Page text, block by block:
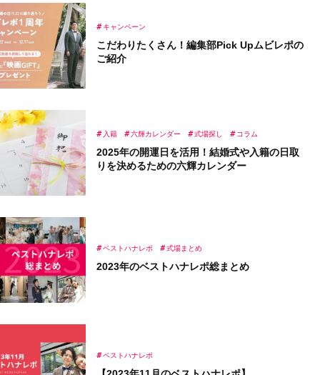
こだわりたくさん！編集部Pick Upムビレポの
ご紹介
キャンペーン
2025年の開運日を活用！結婚式や入籍の日取
りを決めるための六輝カレンダー
入籍 六輝カレンダー 式場探し コラム
2023年のベストハナレポ総まとめ
ベストハナレポ 式場まとめ
ベストハナレポ